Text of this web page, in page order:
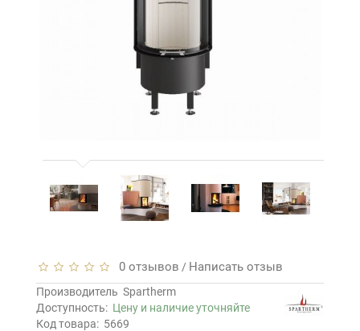
0 отзывов / Написать отзыв
Производитель Spartherm
Доступность: Цену и наличие уточняйте
Код товара: 5669